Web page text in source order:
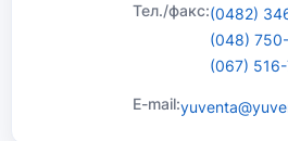
Тел./факс:(0482)
(048)
(067)
E-mail: